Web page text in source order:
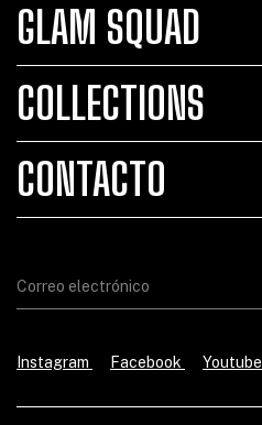
GLAM SQUAD
COLLECTIONS
CONTACTO
Instagram Facebook Youtube